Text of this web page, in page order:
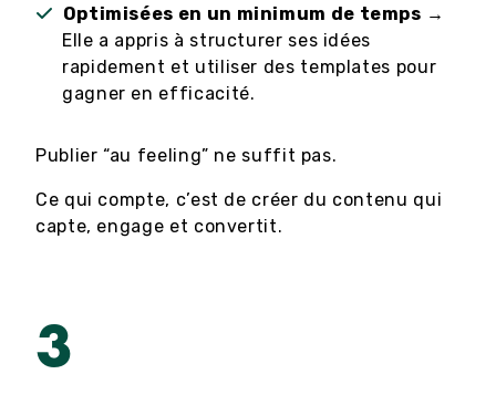
Optimisées en un minimum de temps →
Elle a appris à structurer ses idées
rapidement et utiliser des templates pour
gagner en efficacité.
Publier “au feeling” ne suffit pas.
Ce qui compte, c’est de créer du contenu qui
capte, engage et convertit.
3